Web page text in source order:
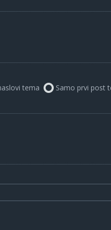
tema Samo prvi post